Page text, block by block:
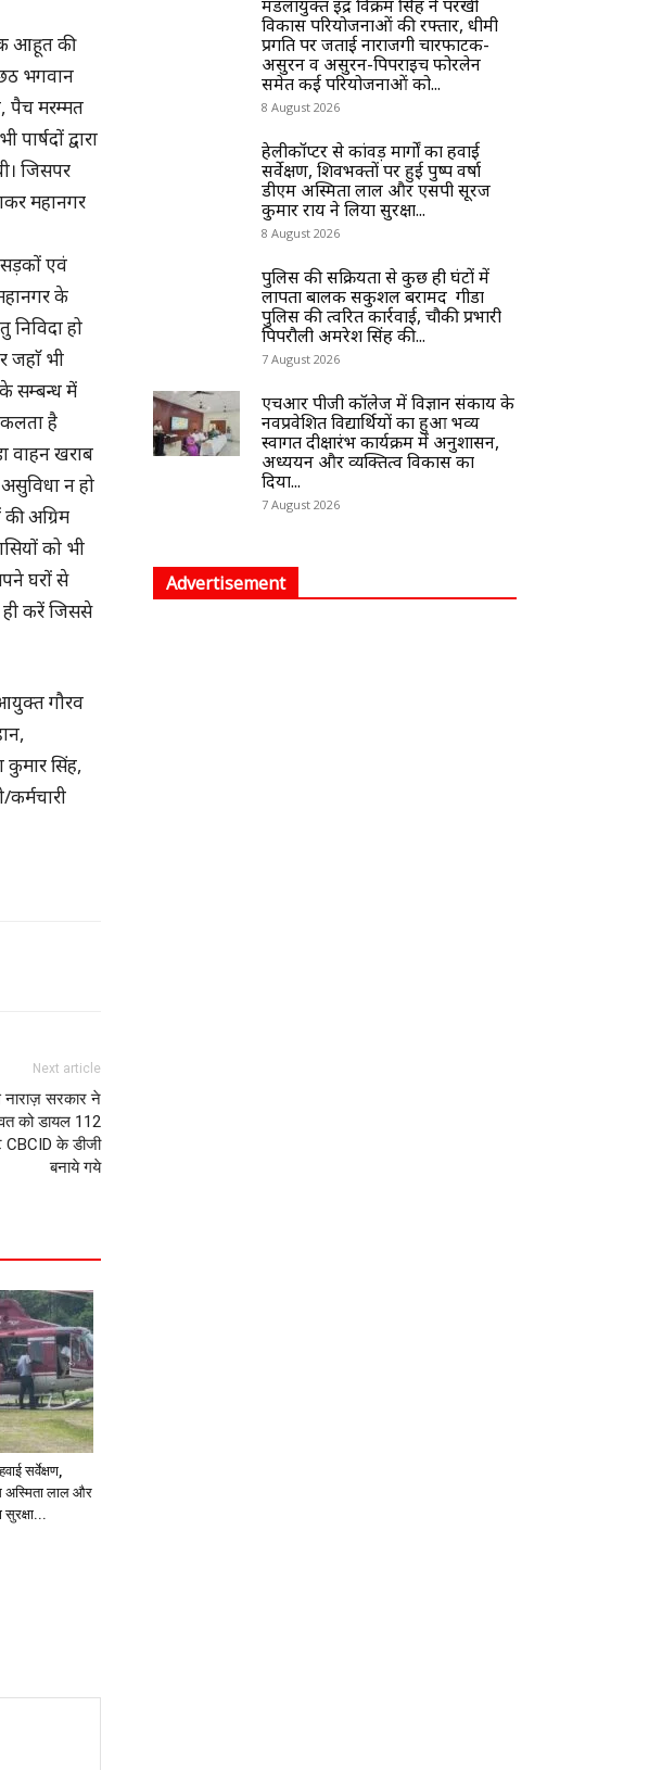
आहूत की
भगवान
पैच मरम्मत
द्वारा
जिसपर
महानगर
एवं
के
हो
जहाॅ भी
के सम्बन्ध में
है
वाहन खराब
न हो
अग्रिम
को भी
घरों से
ही करें जिससे
गौरव
कुमार सिंह,
Next article
नाराज़ सरकार ने
को डायल 112
CBCID के डीजी
बनाये गये
सर्वेक्षण,
अस्मिता लाल और
मंडलायुक्त इंद्र विक्रम सिंह ने परखी
विकास परियोजनाओं की रफ्तार, धीमी
प्रगति पर जताई नाराजगी चारफाटक-
असुरन व असुरन-पिपराइच फोरलेन
समेत कई परियोजनाओं को...
8 August 2026
हेलीकॉप्टर से कांवड़ मार्गों का हवाई
सर्वेक्षण, शिवभक्तों पर हुई पुष्प वर्षा
डीएम अस्मिता लाल और एसपी सूरज
कुमार राय ने लिया सुरक्षा...
8 August 2026
पुलिस की सक्रियता से कुछ ही घंटों में
लापता बालक सकुशल बरामद गीडा
पुलिस की त्वरित कार्रवाई, चौकी प्रभारी
पिपरौली अमरेश सिंह की...
7 August 2026
एचआर पीजी कॉलेज में विज्ञान संकाय के
नवप्रवेशित विद्यार्थियों का हुआ भव्य
स्वागत दीक्षारंभ कार्यक्रम में अनुशासन,
अध्ययन और व्यक्तित्व विकास का
दिया...
7 August 2026
Advertisement